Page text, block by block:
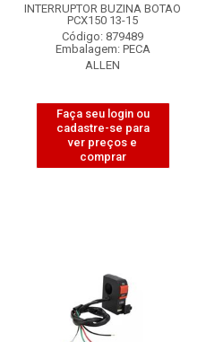
INTERRUPTOR BUZINA BOTAO
PCX150 13-15
Código: 879489
Embalagem: PECA
ALLEN
Faça seu login ou
cadastre-se para
ver preços e
comprar